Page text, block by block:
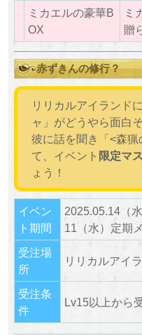
ミカエルの豪華B
OX
ミ
贈
赤ずきんの修行？
リリカルアイランド
ャ」がどうやら面白
彼に話を聞き「<森
て、イベント 限定マ
ょう！
イベン
ト期間
2025.05.14（
11（水）定期
受注場
所
リリカルアイ
受注条
件
Lv15以上から